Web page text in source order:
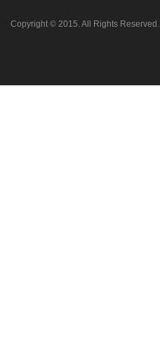
Copyright © 2015. All Rights Reserved.